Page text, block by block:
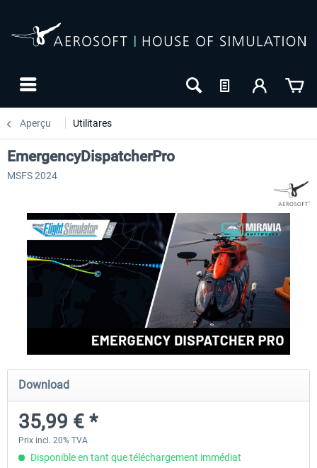
Aperçu Utilitares
EmergencyDispatcherPro
35,99 € *
Aerosoft Toolbar
EmergencyDispatcherPro
MSFS 2024
Download
35,99 € *
Prix incl. 20% TVA
Disponible en tant que téléchargement immédiat